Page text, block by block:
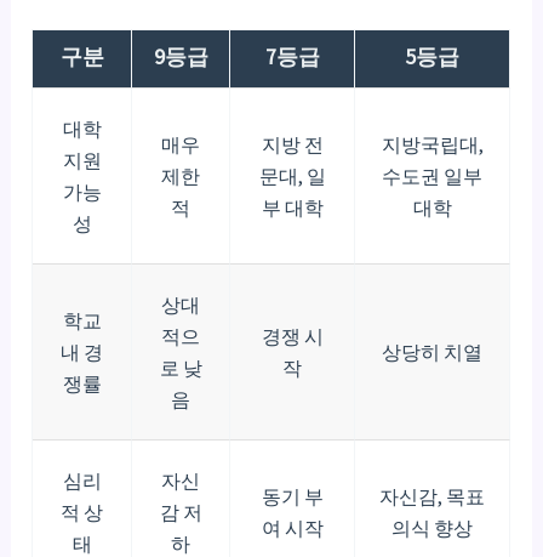
구분 9등급 7등급 5등급
대학
지원
가능
성
매우
제한
적
지방 전
문대, 일
부 대학
지방국립대,
수도권 일부
대학
학교
내 경
쟁률
상대
적으
로 낮
음
경쟁 시
작
상당히 치열
심리
적 상
태
자신
감 저
하
동기 부
여 시작
자신감, 목표
의식 향상